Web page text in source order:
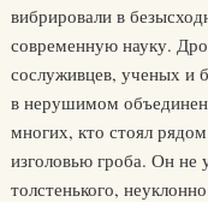
вибрировали в
современную науку.
сослуживцев, ученых и
в нерушимом
многих, кто стоял
изголовью гроба. Он не
толстенького,